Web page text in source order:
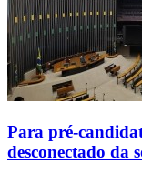
Para pré-
desconectado da